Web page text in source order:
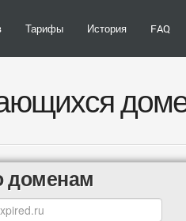
Тарифы История FAQ
доменам